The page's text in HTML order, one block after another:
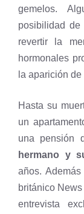
gemelos.
posibilidad de
revertir la
hormonales
la aparición
Hasta su
un
una pensión
hermano y
años.
británico
entrevista